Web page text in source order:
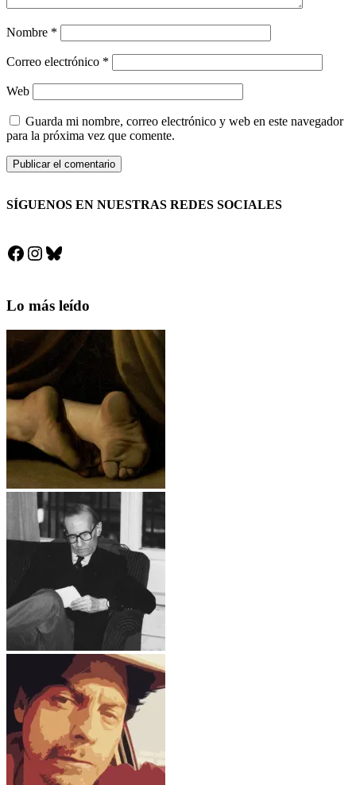
Nombre *
Correo electrónico *
Web
Guarda mi nombre, correo electrónico y web en este navegador
para la próxima vez que comente.
SÍGUENOS EN NUESTRAS REDES SOCIALES
Facebook
Instagram
Bluesky
Lo más leído